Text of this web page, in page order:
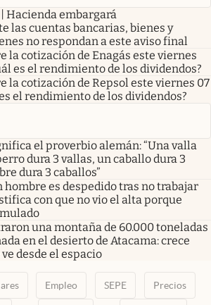
Hacienda embargará
las cuentas bancarias, bienes y
no respondan a este aviso final
la cotización de Enagás este viernes
es el rendimiento de los dividendos?
la cotización de Repsol este viernes 07
el rendimiento de los dividendos?
el proverbio alemán: “Una valla
dura 3 vallas, un caballo dura 3
dura 3 caballos”
hombre es despedido tras no trabajar
con que no vio el alta porque
una montaña de 60.000 toneladas
en el desierto de Atacama: crece
ve desde el espacio
Empleo SEPE Precios